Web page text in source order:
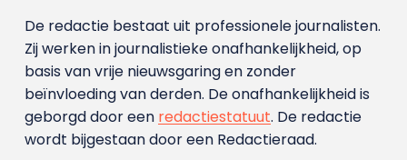
De redactie bestaat uit professionele journalisten.
Zij werken in journalistieke onafhankelijkheid, op
basis van vrije nieuwsgaring en zonder
beïnvloeding van derden. De onafhankelijkheid is
geborgd door een redactiestatuut. De redactie
wordt bijgestaan door een Redactieraad.